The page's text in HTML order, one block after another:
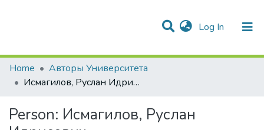
Log In (current)
Communities & Collections
Statistics
All of DSpace
Home
Авторы Университета
Исмагилов, Руслан Идрисович
Person: Исмагилов, Руслан